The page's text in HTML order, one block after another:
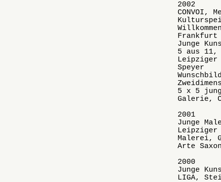
2002
CONVOI,
Frankfurt
Junge
5 aus
Leipziger
Speyer
5 x 5
Galerie,
2001
Junge
Leipziger
Malerei,
Arte
2000
Junge
LIGA,